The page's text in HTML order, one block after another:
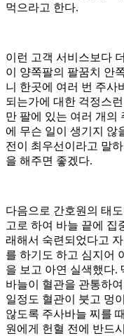
먹으라고 한다.
이런 고객 서비스보다
이 양쪽팔의 팔꿈치 안
니 한곳에 여러 번 주사
되는가에 대한 걱정스
만 팔에 있는 여러 개의
에 무슨 일이 생기지 않
전이 최우선이라고 말
을 해주면 좋겠다.
다음으로 간호원의 태
고로 하여 바늘 끝에 집
래해서 숙련되었다고
를 하기도 하고 심지어
을 보고 아연 실색했다.
바늘이 혈관을 관통하
일정도 혈관이 붓고 멍
않도록 주사바늘 찌를
원에게 헌혈 전에 반드